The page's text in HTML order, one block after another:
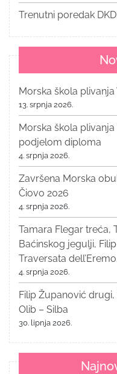
Trenutni poredak
Morska škola plivanja
13. srpnja 2026.
Morska škola
podjelom diploma
4. srpnja 2026.
Završena Morska
Čiovo 2026
4. srpnja 2026.
Tamara Flegar treća,
Baćinskog jegulji,
Traversata
4. srpnja 2026.
Filip Županović drugi,
Olib – Silba
30. lipnja 2026.